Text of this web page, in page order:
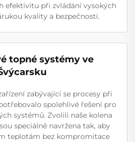
efektivitu při zvládání vysokých
kvality a bezpečnosti.
topné systémy ve
zabývající se procesy při
spolehlivé řešení pro
systémů. Zvolili naše kolena
speciálně navržena tak, aby
teplotám bez kompromitace